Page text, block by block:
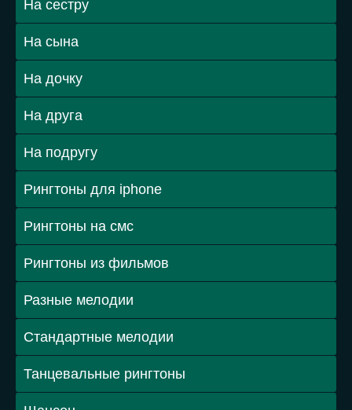
На сестру
На сына
На дочку
На друга
На подругу
Рингтоны для iphone
Рингтоны на смс
Рингтоны из фильмов
Разные мелодии
Стандартные мелодии
Танцевальные рингтоны